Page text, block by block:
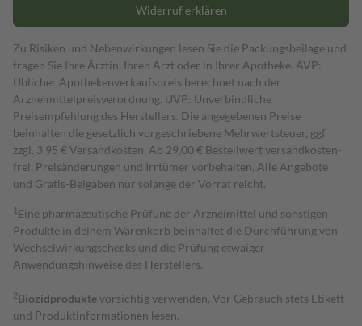
Widerruf erklären
Zu Risiken und Nebenwirkungen lesen Sie die Packungsbeilage und
fragen Sie Ihre Ärztin, Ihren Arzt oder in Ihrer Apotheke. AVP:
Üblicher Apothekenverkaufspreis berechnet nach der
Arzneimittelpreisverordnung. UVP: Unverbindliche
Preisempfehlung des Herstellers. Die angegebenen Preise
beinhalten die gesetzlich vorgeschriebene Mehrwertsteuer, ggf.
zzgl. 3,95 € Versandkosten. Ab 29,00 € Bestell­wert versand­kosten­
frei. Preisänderungen und Irrtümer vorbehalten. Alle Angebote
und Gratis-Beigaben nur solange der Vorrat reicht.
1 Eine pharmazeutische Prüfung der Arzneimittel und sonstigen
Produkte in deinem Warenkorb beinhaltet die Durchführung von
Wechselwirkungschecks und die Prüfung etwaiger
Anwendungshinweise des Herstellers.
2Biozidproduktevorsichtig verwenden. Vor Gebrauch stets Etikett
und Produktinformationen lesen.